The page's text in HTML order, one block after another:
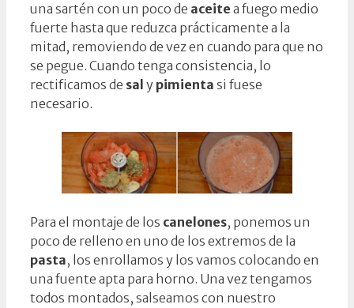
una sartén con un poco de aceite a fuego medio
fuerte hasta que reduzca prácticamente a la
mitad, removiendo de vez en cuando para que no
se pegue. Cuando tenga consistencia, lo
rectificamos de sal y pimienta si fuese
necesario.
Para el montaje de los canelones, ponemos un
poco de relleno en uno de los extremos de la
pasta, los enrollamos y los vamos colocando en
una fuente apta para horno. Una vez tengamos
todos montados, salseamos con nuestro